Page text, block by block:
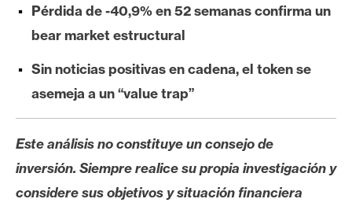
I
A
A
l
i
s
Pérdida de -40,9% en 52 semanas confirma un
bear market estructural
Sin noticias positivas en cadena, el token se
asemeja a un “value trap”
Este análisis no constituye un consejo de
inversión. Siempre realice su propia investigación y
considere sus objetivos y situación financiera